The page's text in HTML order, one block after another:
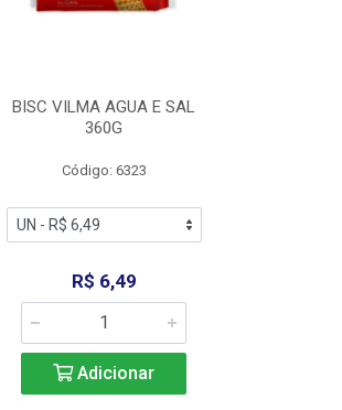
BISC VILMA AGUA E SAL
360G
Código: 6323
R$ 6,49
Adicionar